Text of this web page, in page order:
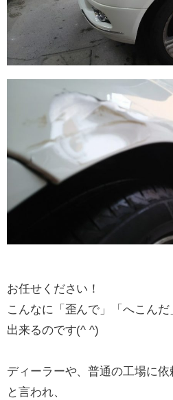
お任せください！
こんなに「歪んで」「へこん
出来るのです(^ ^)
ディーラーや、普通の工場に
と言われ、